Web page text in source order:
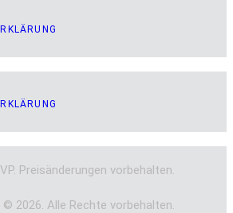
Preisänderungen vorbehalten.
© 2026. Alle Rechte vorbehalten.